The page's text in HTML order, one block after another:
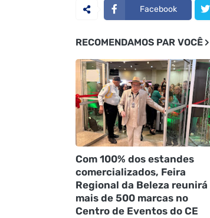
Facebook
RECOMENDAMOS PAR VOCÊ
Com 100% dos estandes
comercializados, Feira
Regional da Beleza reunirá
mais de 500 marcas no
Centro de Eventos do CE